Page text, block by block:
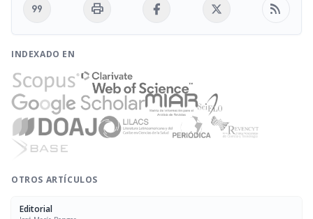
format_quote print rss_feed
INDEXADO EN
OTROS ARTÍCULOS
Editorial